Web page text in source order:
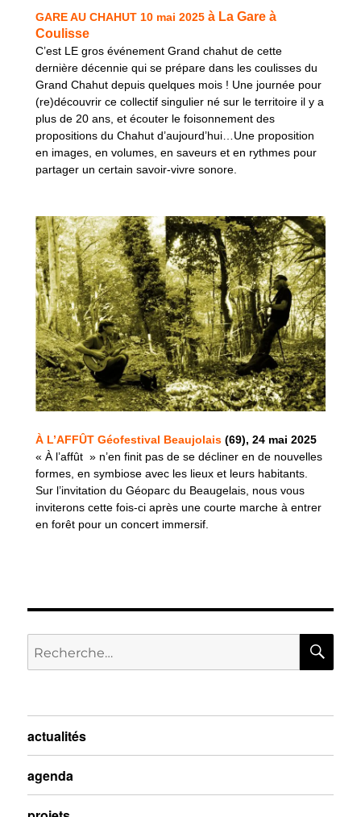
GARE AU CHAHUT 10 mai 2025 à La Gare à
Coulisse
C’est LE gros événement Grand chahut de cette
dernière décennie qui se prépare dans les coulisses du
Grand Chahut depuis quelques mois ! Une journée pour
(re)découvrir ce collectif singulier né sur le territoire il y a
plus de 20 ans, et écouter le foisonnement des
propositions du Chahut d’aujourd’hui…Une proposition
en images, en volumes, en saveurs et en rythmes pour
partager un certain savoir-vivre sonore.
À L’AFFÛT Géofestival Beaujolais (69), 24 mai 2025
« À l’affût » n’en finit pas de se décliner en de nouvelles
formes, en symbiose avec les lieux et leurs habitants.
Sur l’invitation du Géoparc du Beaugelais, nous vous
inviterons cette fois-ci après une courte marche à entrer
en forêt pour un concert immersif.
actualités
agenda